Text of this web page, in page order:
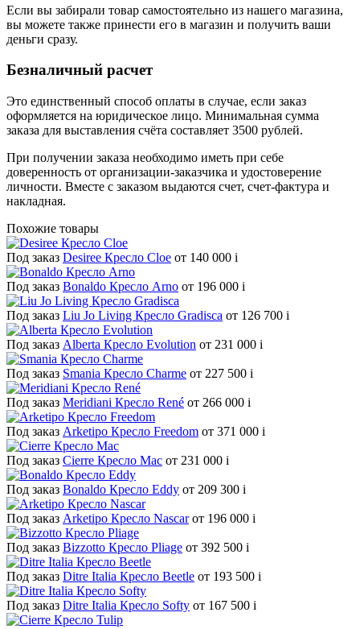
Если вы забирали товар самостоятельно из нашего магазина,
вы можете также принести его в магазин и получить ваши
деньги сразу.
Безналичный расчет
Это единственный способ оплаты в случае, если заказ
оформляется на юридическое лицо. Минимальная сумма
заказа для выставления счёта составляет 3500 рублей.
При получении заказа необходимо иметь при себе
доверенность от организации-заказчика и удостоверение
личности. Вместе с заказом выдаются счет, счет-фактура и
накладная.
Похожие товары
Под заказ Desiree Кресло Cloe от 140 000 i
Под заказ Bonaldo Кресло Arno от 196 000 i
Под заказ Liu Jo Living Кресло Gradisca от 126 700 i
Под заказ Alberta Кресло Evolution от 231 000 i
Под заказ Smania Кресло Charme от 227 500 i
Под заказ Meridiani Кресло René от 266 000 i
Под заказ Arketipo Кресло Freedom от 371 000 i
Под заказ Cierre Кресло Mac от 231 000 i
Под заказ Bonaldo Кресло Eddy от 209 300 i
Под заказ Arketipo Кресло Nascar от 196 000 i
Под заказ Bizzotto Кресло Pliage от 392 500 i
Под заказ Ditre Italia Кресло Beetle от 193 500 i
Под заказ Ditre Italia Кресло Softy от 167 500 i